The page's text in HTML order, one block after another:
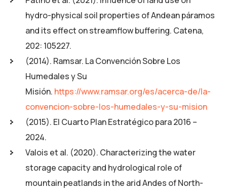
hydro-physical soil properties of Andean páramos
and its effect on streamflow buffering. Catena,
202: 105227.
(2014). Ramsar. La Convención Sobre Los
Humedales y Su
Misión. https://www.ramsar.org/es/acerca-de/la-
convencion-sobre-los-humedales-y-su-mision
(2015). El Cuarto Plan Estratégico para 2016 –
2024.
Valois et al. (2020). Characterizing the water
storage capacity and hydrological role of
mountain peatlands in the arid Andes of North-